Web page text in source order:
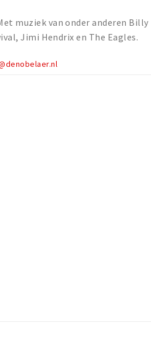
muziek van onder anderen Billy
Jimi Hendrix en The Eagles.